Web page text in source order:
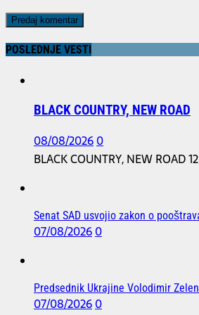
POSLEDNJE VESTI
BLACK COUNTRY, NEW ROAD
08/08/20260
BLACK COUNTRY, NEW
Senat SAD usvojio zakon o
07/08/20260
Predsednik Ukrajine Volodimir
07/08/20260